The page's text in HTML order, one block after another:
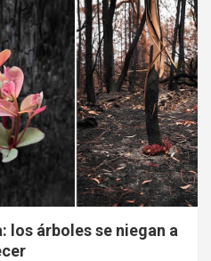
los árboles se niegan a